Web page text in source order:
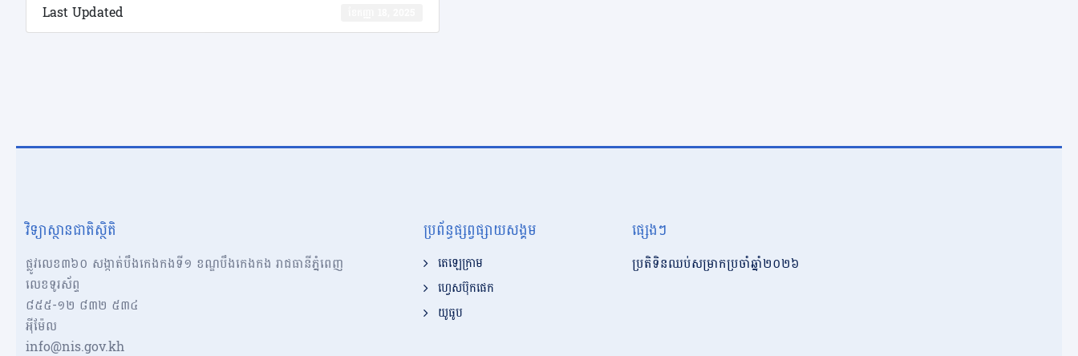
Last Updated
វិទ្យាស្ថានជាតិស្ថិតិ
ផ្លូវលេខ៣៦០ សង្កាត់បឹងកេងកងទី១ ខណ្ឌបឹងកេងកង រាជធានីភ្នំពេញ
លេខទូរស័ព្ទ
៨៥៥-១២​​ ៨៣២ ៥៣៤
អុីម៉ែល
info@nis.gov.kh
ប្រព័ន្ធផ្សព្វផ្សាយសង្គម
តេឡេក្រាម
ហ្វេសប៊ុកផេក
យូធូប
ផ្សេងៗ
ប្រតិទិនឈប់សម្រាកប្រចាំឆ្នាំ២០២៦